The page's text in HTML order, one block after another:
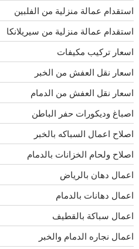
استقدام عمالة منزلية من الفلبين
استقدام عمالة منزلية من سيريلانكا
اسعار تركيب مكيفات
اسعار نقل العفش من الخبر
اسعار نقل العفش من الدمام
اصباغ وديكورات حفر الباطن
اصلاح اعمال السباكه بالخبر
اصلاح ولحام الخزانات بالدمام
اعمال دهان بالرياض
اعمال دهانات بالدمام
اعمال سباكة بالقطيف
اعمال نجاره الدمام والخبر